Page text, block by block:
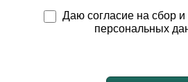
Даю согласие на сбор и
персональных